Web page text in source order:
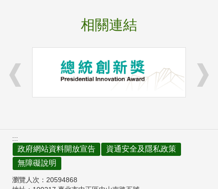
相關連結
:::
政府網站資料開放宣告
資通安全及隱私政策
無障礙說明
瀏覽人次： 20594868